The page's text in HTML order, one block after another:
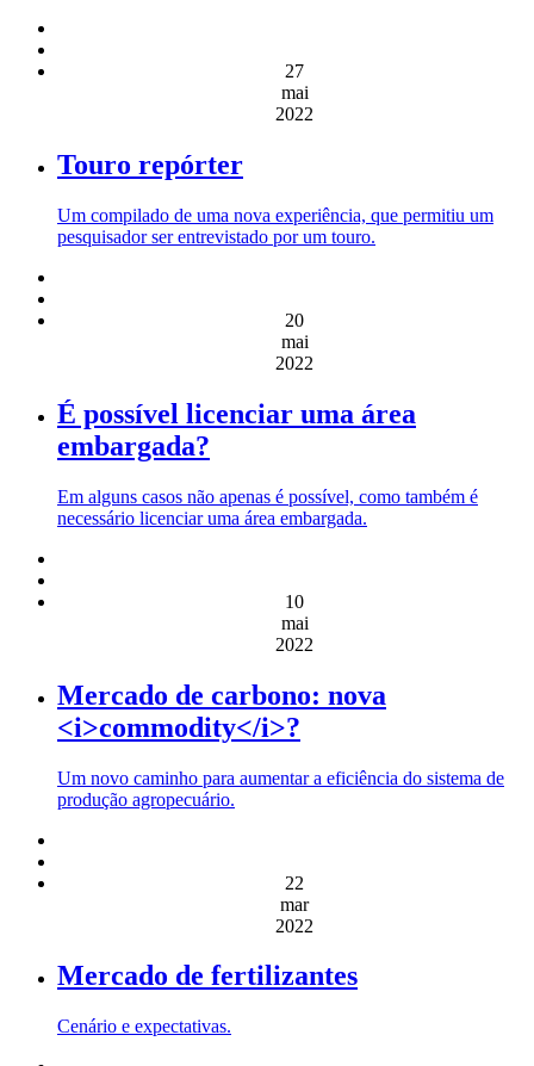
27
mai
2022
Touro repórter
Um compilado de uma nova experiência, que permitiu um
pesquisador ser entrevistado por um touro.
20
mai
2022
É possível licenciar uma área
embargada?
Em alguns casos não apenas é possível, como também é
necessário licenciar uma área embargada.
10
mai
2022
Mercado de carbono: nova
<i>commodity</i>?
Um novo caminho para aumentar a eficiência do sistema de
produção agropecuário.
22
mar
2022
Mercado de fertilizantes
Cenário e expectativas.